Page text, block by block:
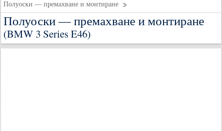
Полуоски — премахване и монтиране
Полуоски — премахване и монтиране
(BMW 3 Series E46)